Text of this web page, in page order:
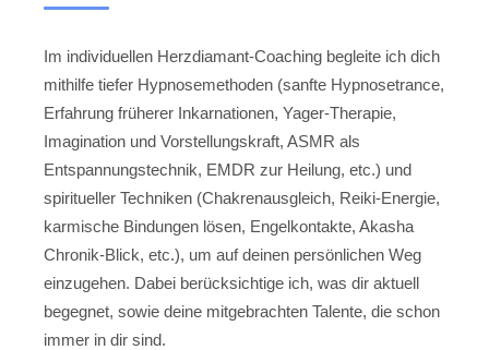
Im individuellen Herzdiamant-Coaching begleite ich dich
mithilfe tiefer Hypnosemethoden (sanfte Hypnosetrance,
Erfahrung früherer Inkarnationen, Yager-Therapie,
Imagination und Vorstellungskraft, ASMR als
Entspannungstechnik, EMDR zur Heilung, etc.) und
spiritueller Techniken (Chakrenausgleich, Reiki-Energie,
karmische Bindungen lösen, Engelkontakte, Akasha
Chronik-Blick, etc.), um auf deinen persönlichen Weg
einzugehen. Dabei berücksichtige ich, was dir aktuell
begegnet, sowie deine mitgebrachten Talente, die schon
immer in dir sind.